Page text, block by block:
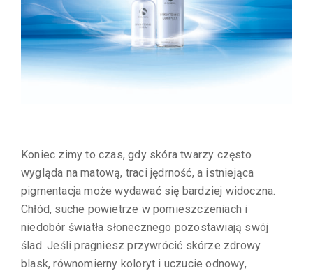
Koniec zimy to czas, gdy skóra twarzy często
wygląda na matową, traci jędrność, a istniejąca
pigmentacja może wydawać się bardziej widoczna.
Chłód, suche powietrze w pomieszczeniach i
niedobór światła słonecznego pozostawiają swój
ślad. Jeśli pragniesz przywrócić skórze zdrowy
blask, równomierny koloryt i uczucie odnowy,